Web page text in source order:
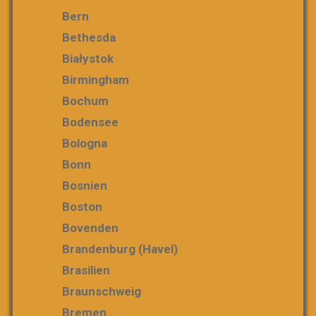
Bern
Bethesda
Białystok
Birmingham
Bochum
Bodensee
Bologna
Bonn
Bosnien
Boston
Bovenden
Brandenburg (Havel)
Brasilien
Braunschweig
Bremen